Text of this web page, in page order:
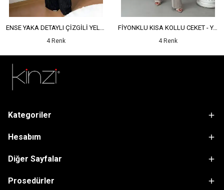
ENSE YAKA DETAYLI ÇİZGİLİ YELEK - YÜKSEK BEL DETAYLI ÇİZGİLİ PANTOLON
4 Renk
FİYONKLU KISA KOLLU CEKET - YÜKSEK BEL SALAŞ PANTOLON
4 Renk
Kategoriler
Hesabım
Diğer Sayfalar
Prosedürler